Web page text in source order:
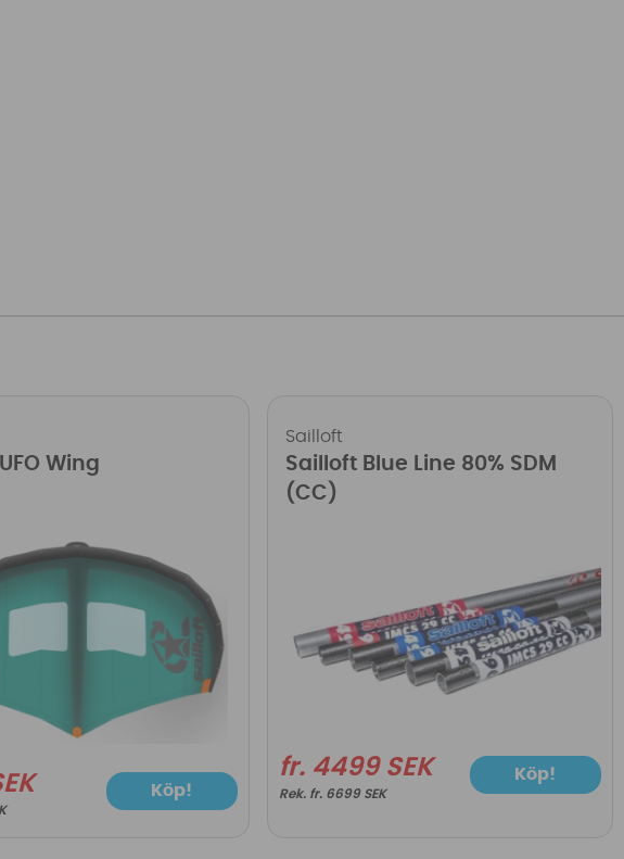
Wing
Köp!
Sailloft
Sailloft Blue Line 80% SDM
(CC)
fr. 4499 SEK
fr. 6699 SEK
Köp!